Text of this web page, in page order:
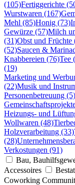
(105)Fertiggerichte
Wurstwaren (167)
Mehl (85)Honig (73)
Gewürze (57)Milch
(31)Obst und Früchte
(52)Saucen &
Knabbereien (76)Tee
(19)
Marketing und
(22)Musik und
Personenbetreuung (5)
Heizungs- und
Wollwaren (48)
Holzverarbeitung (33)
(28)
Verkostungen (91)
Bau,
Accessoires
Coworking